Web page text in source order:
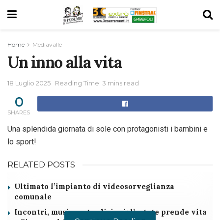
Home Mediavalle
Un inno alla vita
18 Luglio 2025 Reading Time: 3 mins read
0
SHARES
Una splendida giornata di sole con protagonisti i bambini e
lo sport!
RELATED POSTS
Ultimato l’impianto di videosorveglianza
comunale
Incontri, musiva e tradizioni: l’estate prende vita